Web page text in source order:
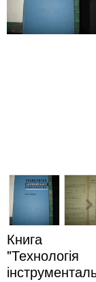
Книга
"Технологія